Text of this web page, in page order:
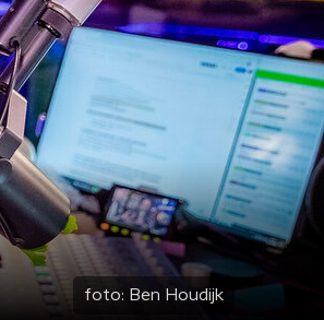
foto: Ben Houdijk